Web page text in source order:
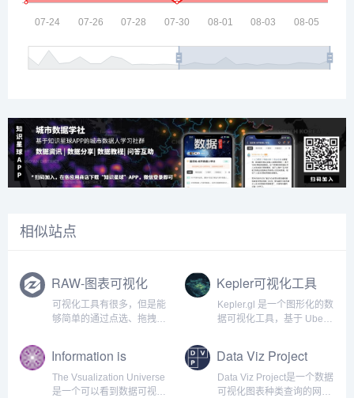
相似站点
RAW-图表可视化
工具
可视化工具有很多，但是能
够简单的通过点选、拖拽就
安装，要么是有收费，今天
推荐给大家一个极为简洁，
但是极为好用的工具：
Kepler可视化工具
Kepler.gl 是一个图形化的数
据可视化工具，基于 Uber
目前支持 3 种数据格式：
CSV、JSON、GeoJSON
。Kep...
Information is
Beautiful Awards
The Vsualization Universe
是一个可以看到数据可视化
Data Viz Project
Data Viz Project是一个数据
可视化图表种类查询的网